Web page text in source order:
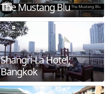
The Mustang Blu
Shangri-La Hotel,
Bangkok